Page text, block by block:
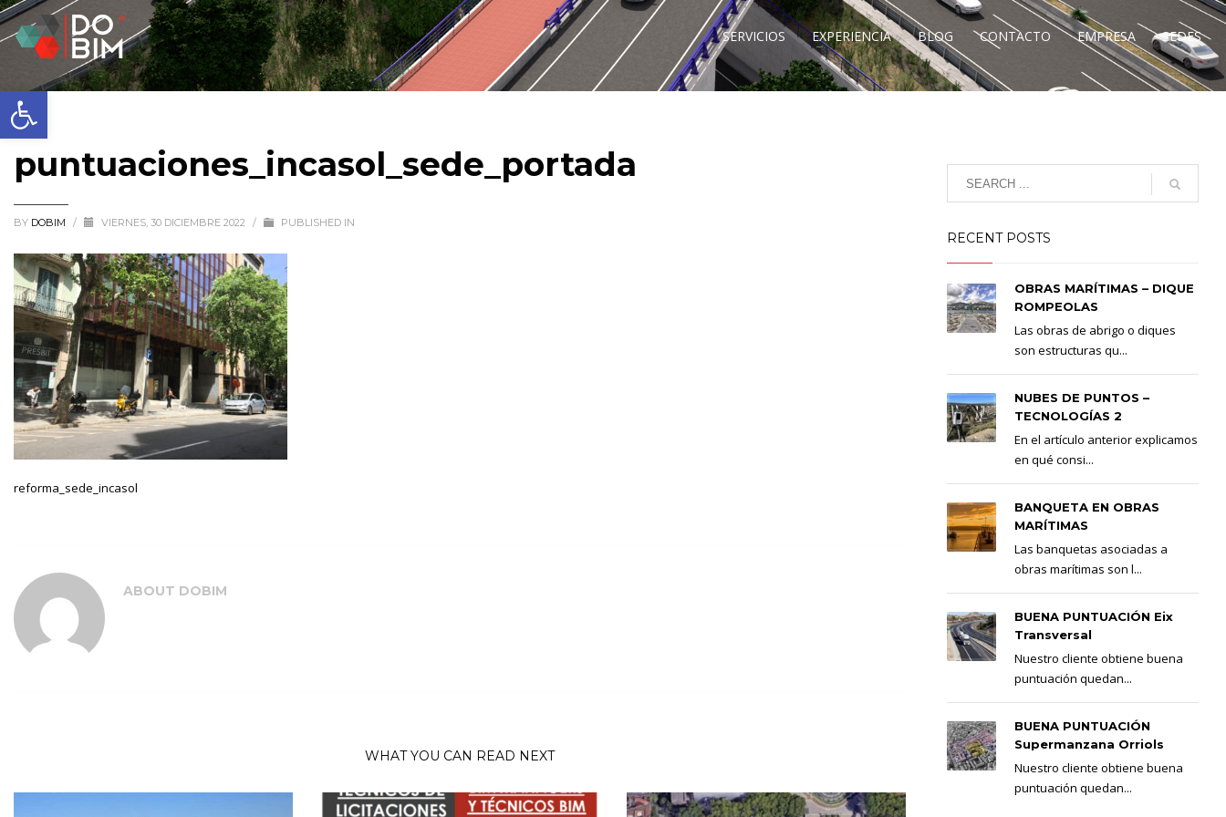
Abrir barra de herramientas
SERVICIOS EXPERIENCIA BLOG CONTACTO EMPRESA SEDES
puntuaciones_incasol_sede_portada
BY DOBIM / VIERNES, 30 DICIEMBRE 2022 / PUBLISHED IN
reforma_sede_incasol
ABOUT DOBIM
WHAT YOU CAN READ NEXT
RECENT POSTS
OBRAS MARÍTIMAS – DIQUE
ROMPEOLAS
Las obras de abrigo o diques
son estructuras qu...
NUBES DE PUNTOS –
TECNOLOGÍAS 2
En el artículo anterior explicamos
en qué consi...
BANQUETA EN OBRAS
MARÍTIMAS
Las banquetas asociadas a
obras marítimas son l...
BUENA PUNTUACIÓN Eix
Transversal
Nuestro cliente obtiene buena
puntuación quedan...
BUENA PUNTUACIÓN
Supermanzana Orriols
Nuestro cliente obtiene buena
puntuación quedan...